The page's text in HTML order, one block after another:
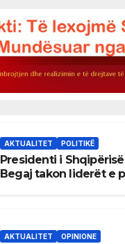
AKTUALITET POLITIKË
Presidenti i
Begaj takon liderët e
AKTUALITET OPINIONE